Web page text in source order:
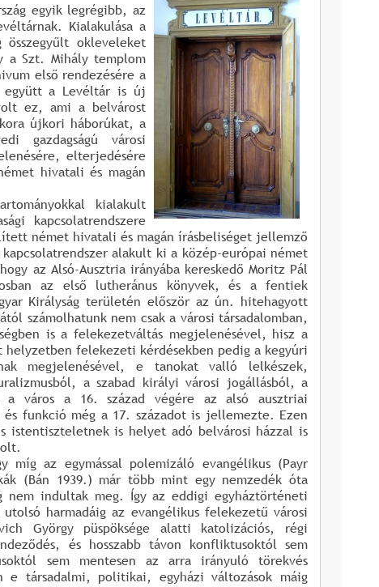
egyik legrégibb, az
Kialakulása a
összegyűlt okleveleket
a Szt. Mihály templom
első rendezésére a
együtt a Levéltár is új
ez, ami a belvárost
újkori háborúkat, a
gazdagságú városi
elterjedésére
hivatali és magán
kialakult
kapcsolatrendszere
német hivatali és magán írásbeliséget jellemző
alakult ki a közép-európai német
az Alsó-Ausztria irányába kereskedő Moritz Pál
az első lutheránus könyvek, és a fentiek
Királyság területén először az ún. hitehagyott
számolhatunk nem csak a városi társadalomban,
is a felekezetváltás megjelenésével, hisz a
felekezeti kérdésekben pedig a kegyúri
megjelenésével, e tanokat valló lelkészek,
a szabad királyi városi jogállásból, a
a város a 16. század végére az alsó ausztriai
funkció még a 17. századot is jellemezte. Ezen
istentiszteletnek is helyet adó belvárosi házzal is
míg az egymással polemizáló evangélikus (Payr
(Bán 1939.) már több mint egy nemzedék óta
nem indultak meg. Így az eddigi egyháztörténeti
harmadáig az evangélikus felekezetű városi
György püspöksége alatti katolizációs, régi
és hosszabb távon konfliktusoktól sem
sem mentesen az arra irányuló törekvés
e társadalmi, politikai, egyházi változások máig